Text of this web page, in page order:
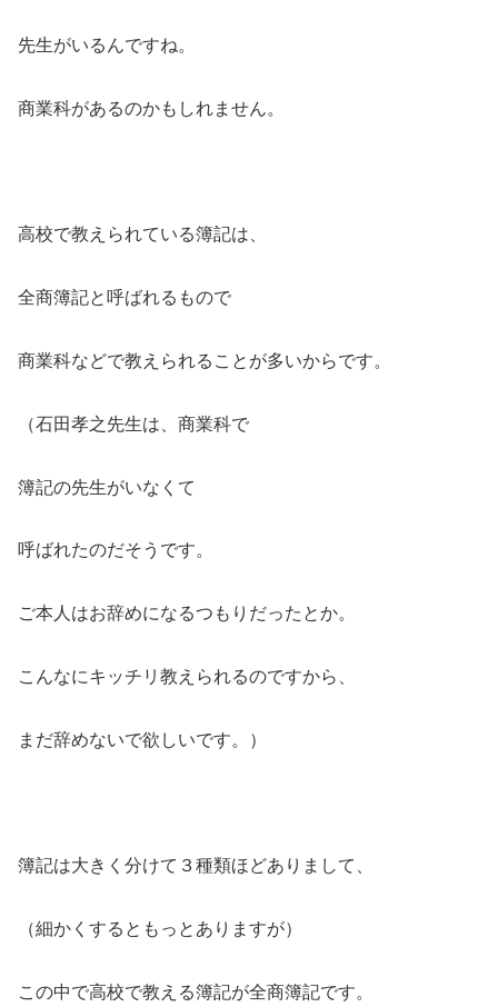
先生がいるんですね。
商業科があるのかもしれません。
高校で教えられている簿記は、
全商簿記と呼ばれるもので
商業科などで教えられることが多いからです。
（石田孝之先生は、商業科で
簿記の先生がいなくて
呼ばれたのだそうです。
ご本人はお辞めになるつもりだったとか。
こんなにキッチリ教えられるのですから、
まだ辞めないで欲しいです。）
簿記は大きく分けて３種類ほどありまして、
（細かくするともっとありますが）
この中で高校で教える簿記が全商簿記です。